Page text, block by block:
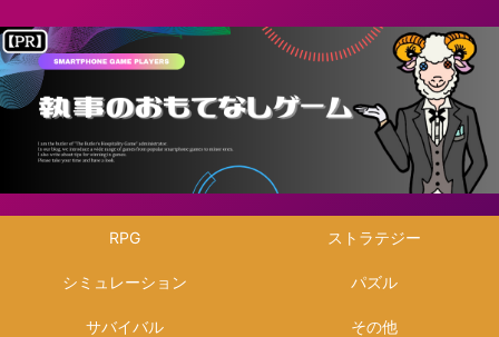
RPG ストラテジー
シミュレーション パズル
サバイバル その他